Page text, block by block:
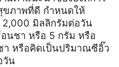
ขภาพที่ดี กำหนดให้
2,000 มิลลิกรัมต่อวัน
อนชา หรือ 5 กรัม หรือ
า หรือคิดเป็นปริมาณซีอิ๊ว
วัน